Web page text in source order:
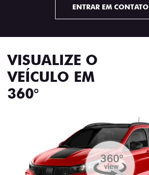
ENTRAR EM CONTATO
VISUALIZE O
VEÍCULO EM
360°